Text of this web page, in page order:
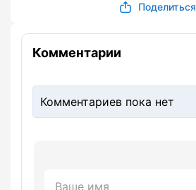
Поделиться
Комментарии
Комментариев пока нет